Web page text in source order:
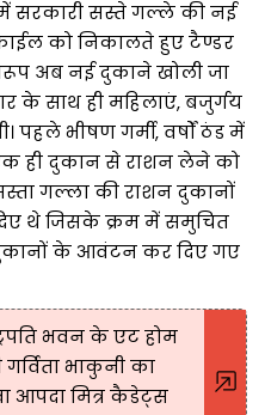
में सरकारी सस्ते गल्ले की नई
को निकालते हुए टैण्डर
अब नई दुकाने खोली जा
के साथ ही महिलाएं, बजुर्गय
पहले भीषण गर्मी, वर्षों ठंड में
ही दुकान से राशन लेने को
गल्ला की राशन दुकानों
थे जिसके क्रम में समुचित
दुकानों के आवंटन कर दिए गए
भवन के एट होम
भाकुनी का
आपदा मित्र कैडेट्स